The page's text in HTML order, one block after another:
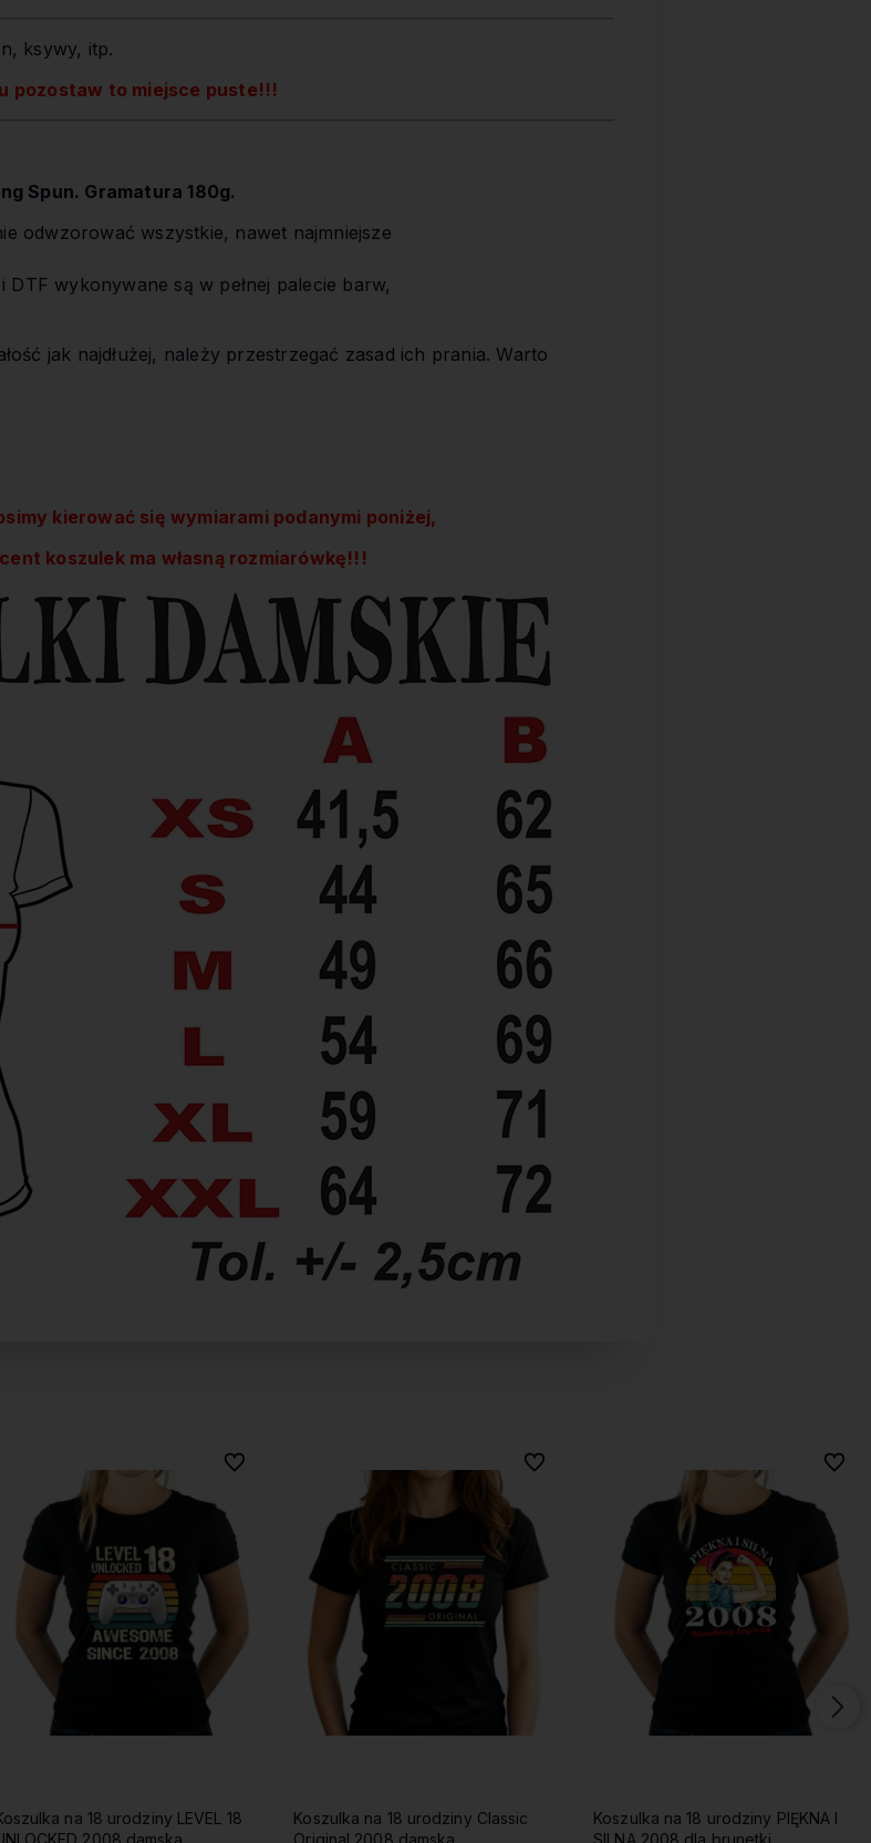
ksywy, itp.
pozostaw to miejsce puste!!!
Spun. Gramatura 180g.
odwzorować wszystkie, nawet najmniejsze
wykonywane są w pełnej palecie barw,
jak najdłużej, należy przestrzegać zasad ich prania. Warto
kierować się wymiarami podanymi poniżej,
koszulek ma własną rozmiarówkę!!!
na 18 urodziny Classic
2008 damska
Do ulubionych
Do ulubionych
Koszulka na 18 urodziny PIĘKNA I
SILNA 2008 dla brunetki
Do ulubionych
Do ulubionych
Koszulka na 18 urodziny TARCZA
2008 damska
Do
Do